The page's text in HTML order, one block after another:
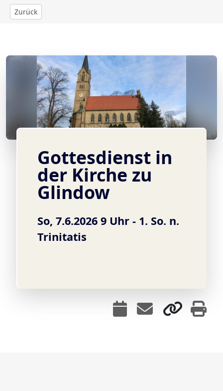
Zurück
Gottesdienst in
der Kirche zu
Glindow
So, 7.6.2026 9 Uhr - 1. So. n.
Trinitatis